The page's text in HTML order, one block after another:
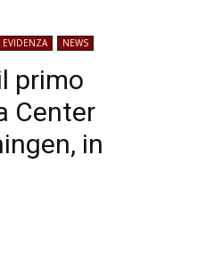
EVIDENZA NEWS
primo
Center
in